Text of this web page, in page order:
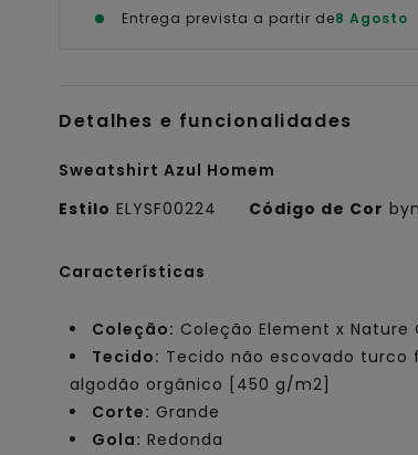
Entrega prevista a partir de8 Agosto
Detalhes e funcionalidades
Sweatshirt Azul Homem
Estilo ELYSF00224 Código de Cor
Características
Coleção: Coleção Element x Nature
Tecido: Tecido não escovado turco
algodão orgânico [450 g/m2]
Corte: Grande
Gola: Redonda